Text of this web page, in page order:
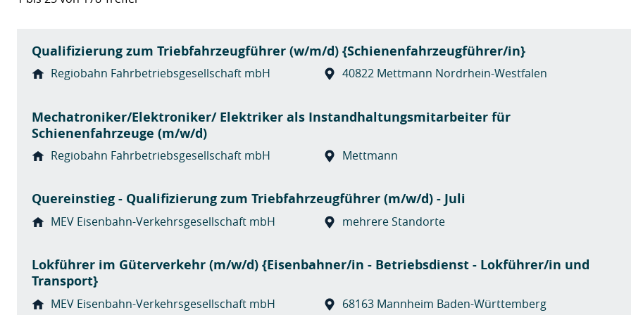
Qualifizierung zum Triebfahrzeugführer (w/m/d) {Schienenfahrzeugführer/in}
Regiobahn Fahrbetriebsgesellschaft mbH 40822 Mettmann Nordrhein-Westfalen
Mechatroniker/Elektroniker/ Elektriker als Instandhaltungsmitarbeiter für
Schienenfahrzeuge (m/w/d)
Regiobahn Fahrbetriebsgesellschaft mbH Mettmann
Quereinstieg - Qualifizierung zum Triebfahrzeugführer (m/w/d) - Juli
MEV Eisenbahn-Verkehrsgesellschaft mbH mehrere Standorte
Lokführer im Güterverkehr (m/w/d) {Eisenbahner/in - Betriebsdienst - Lokführer/in und
Transport}
MEV Eisenbahn-Verkehrsgesellschaft mbH 68163 Mannheim Baden-Württemberg